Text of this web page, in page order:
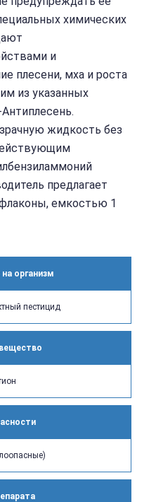
химических
и
плесени, мха и роста
из указанных
жидкость без
предлагает
емкостью 1
организм
пестицид